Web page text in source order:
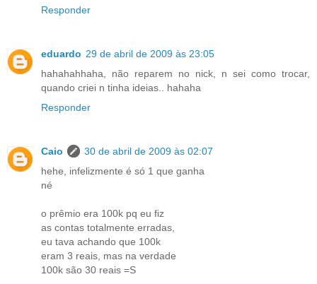
Responder
eduardo 29 de abril de 2009 às 23:05
hahahahhaha, não reparem no nick, n sei como trocar,
quando criei n tinha ideias.. hahaha
Responder
Caio
30 de abril de 2009 às 02:07
hehe, infelizmente é só 1 que ganha
né
o prêmio era 100k pq eu fiz
as contas totalmente erradas,
eu tava achando que 100k
eram 3 reais, mas na verdade
100k são 30 reais =S